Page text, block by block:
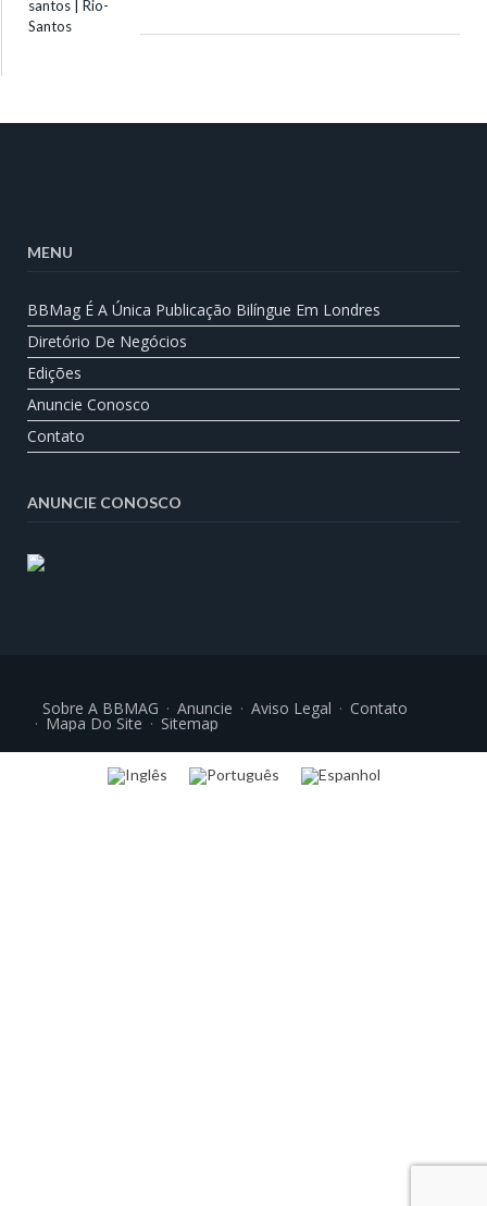
MENU
BBMag É A Única Publicação Bilíngue Em Londres
Diretório De Negócios
Edições
Anuncie Conosco
Contato
ANUNCIE CONOSCO
Sobre A BBMAG Anuncie Aviso Legal Contato
Mapa Do Site Sitemap